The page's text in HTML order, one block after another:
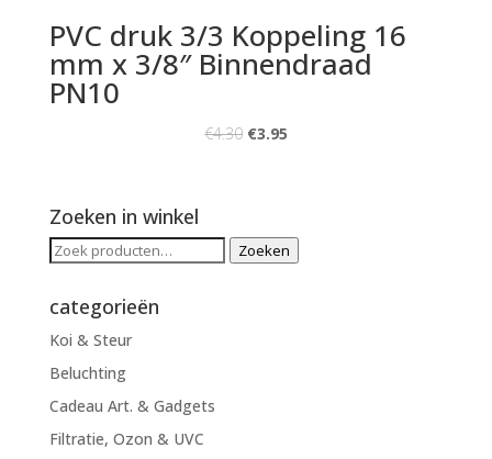
PVC druk 3/3 Koppeling 16
mm x 3/8″ Binnendraad
PN10
€4.30 €3.95
Zoeken in winkel
Zoeken
Zoeken
categorieën
Koi & Steur
Beluchting
Cadeau Art. & Gadgets
Filtratie, Ozon & UVC